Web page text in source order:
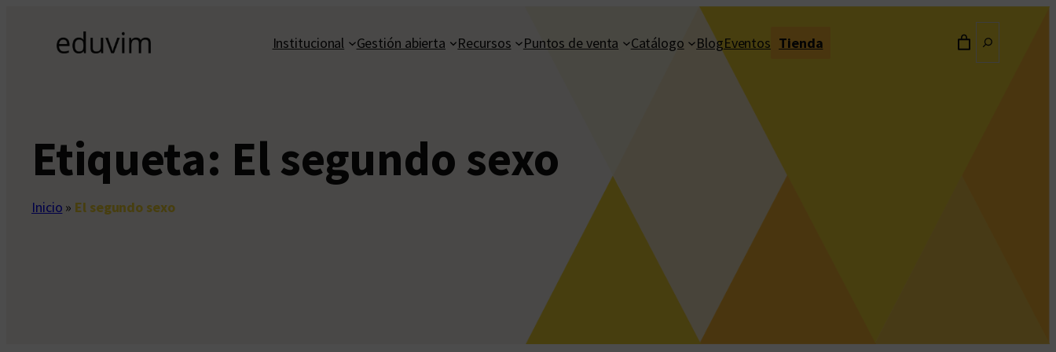
contenido
Institucional Gestión abierta Recursos Puntos de venta Catálogo BlogEventos Tienda
Etiqueta: El segundo sexo
Inicio » El segundo sexo